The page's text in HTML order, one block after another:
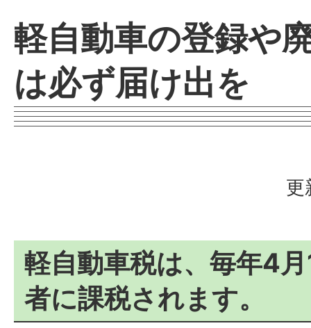
軽自動車の登録や
は必ず届け出を
更
軽自動車税は、毎年4
者に課税されます。